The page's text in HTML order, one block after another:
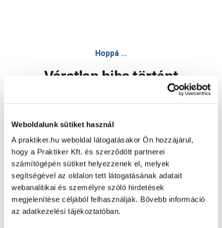
Weboldalunk sütiket használ
A praktiker.hu weboldal látogatásakor Ön hozzájárul,
hogy a Praktiker Kft. és szerződött partnerei
számítógépén sütiket helyezzenek el, melyek
segítségével az oldalon tett látogatásának adatait
webanalitikai és személyre szóló hirdetések
megjelenítése céljából felhasználják. Bővebb információ
az adatkezelési tájékoztatóban.
Hoppá ...
Váratlan hiba történt
Oldal újratöltése